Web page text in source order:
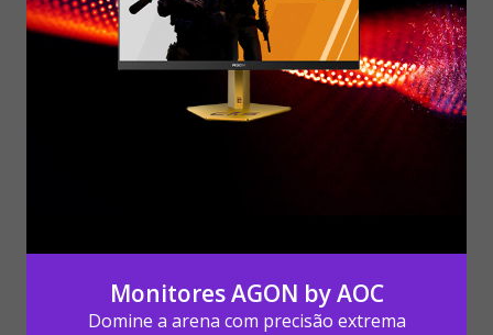
Monitores AGON by AOC
Domine a arena com precisão extrema